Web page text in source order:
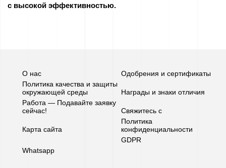
заявку
продажи
Гранты
Спонсорство
с высокой эффективностью.
О нас
Одобрения и сертификаты
Политика качества и защиты
окружающей среды
Награды и знаки отличия
Работа — Подавайте заявку
сейчас!
Свяжитесь с
Карта сайта
Политика
конфиденциальности
GDPR
Whatsapp